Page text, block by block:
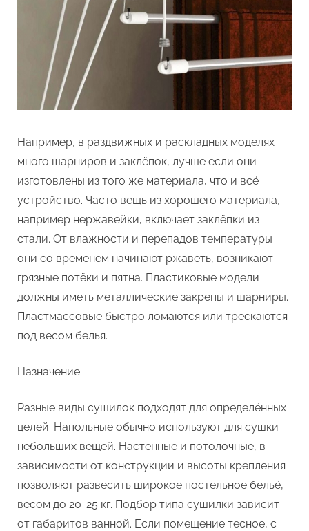
Например, в раздвижных и раскладных моделях
много шарниров и заклёпок, лучше если они
изготовлены из того же материала, что и всё
устройство. Часто вещь из хорошего материала,
например нержавейки, включает заклёпки из
стали. От влажности и перепадов температуры
они со временем начинают ржаветь, возникают
грязные потёки и пятна. Пластиковые модели
должны иметь металлические закрепы и шарниры.
Пластмассовые быстро ломаются или трескаются
под весом белья.
Назначение
Разные виды сушилок подходят для определённых
целей. Напольные обычно используют для сушки
небольших вещей. Настенные и потолочные, в
зависимости от конструкции и высоты крепления
позволяют развесить широкое постельное бельё,
весом до 20-25 кг. Подбор типа сушилки зависит
от габаритов ванной. Если помещение тесное, с